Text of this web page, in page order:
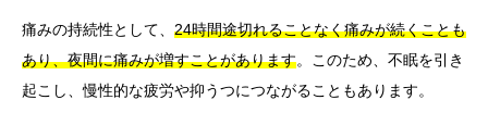
痛みの持続性として、 24時間途切れることなく痛みが続くことも
あり、夜間に痛みが増すことがあります。このため、不眠を引き
起こし、慢性的な疲労や抑うつにつながることもあります。